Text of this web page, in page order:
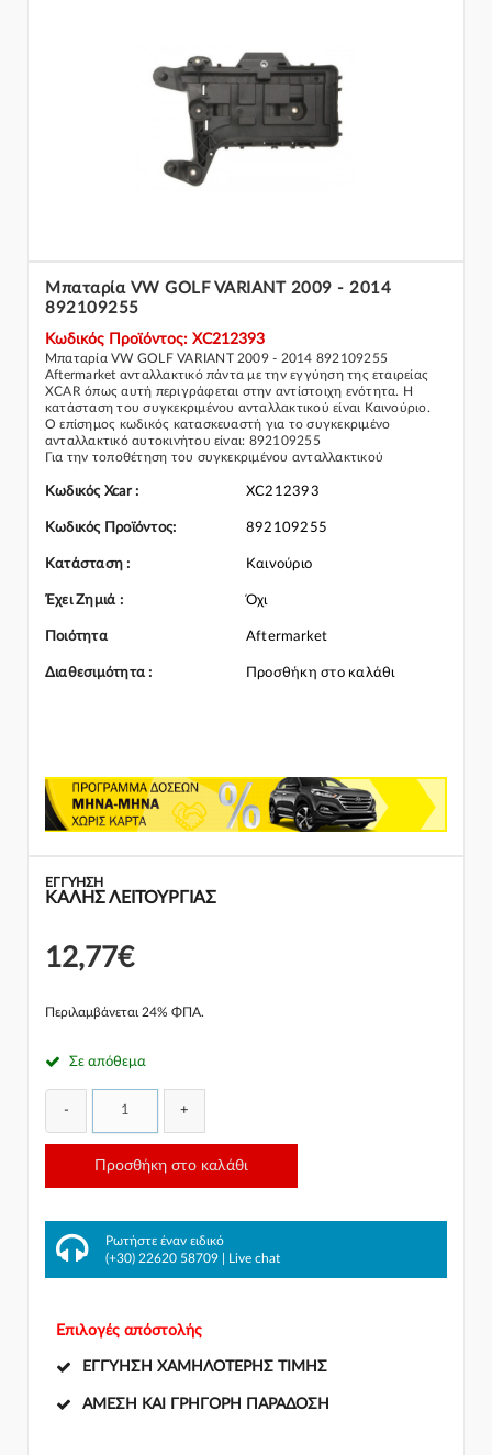
Μπαταρία VW GOLF VARIANT 2009 - 2014
892109255
Κωδικός Προϊόντος: XC212393
Μπαταρία VW GOLF VARIANT 2009 - 2014 892109255
Aftermarket ανταλλακτικό πάντα με την εγγύηση της εταιρείας
XCAR όπως αυτή περιγράφεται στην αντίστοιχη ενότητα. Η
κατάσταση του συγκεκριμένου ανταλλακτικού είναι Καινούριο.
Ο επίσημος κωδικός κατασκευαστή για το συγκεκριμένο
ανταλλακτικό αυτοκινήτου είναι: 892109255
Για την τοποθέτηση του συγκεκριμένου ανταλλακτικού
Σε περίπτωση που δεν γνωρίζεται αν το συγκεκριμένο
επικοινωνήσετε μαζί μας και θα σας κατατοπίσουμε πλήρως
καθώς διαθέτουμε πλούσια γκάμα από Μπαταρία και γενικότερα
για την κατηγορία Ηλεκτρικά-Ηλεκτρονικά
Κωδικός Xcar : XC212393
Κωδικός Προϊόντος: 892109255
Κατάσταση : Καινούριο
Έχει Ζημιά : Όχι
Ποιότητα Aftermarket
Διαθεσιμότητα : Προσθήκη στο καλάθι
ΕΓΓΎΗΣΗ
ΚΑΛΗΣ ΛΕΙΤΟΥΡΓΙΑΣ
12,77€
Περιλαμβάνεται 24% ΦΠΑ.
Σε απόθεμα
- +
Προσθήκη στο καλάθι
Ρωτήστε έναν ειδικό
(+30) 22620 58709
Live chat
Επιλογές απόστολής
ΕΓΓΎΗΣΗ ΧΑΜΗΛΌΤΕΡΗΣ ΤΙΜΉΣ
ΆΜΕΣΗ ΚΑΙ ΓΡΉΓΟΡΗ ΠΑΡΆΔΟΣΗ